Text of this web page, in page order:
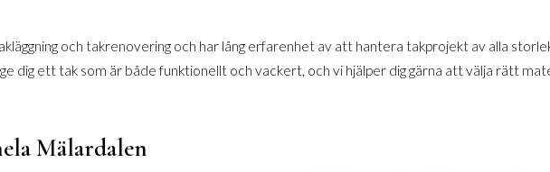
och takrenovering och har lång erfarenhet av att hantera takprojekt av alla
dig ett tak som är både funktionellt och vackert, och vi hjälper dig gärna att välja rätt
Mälardalen